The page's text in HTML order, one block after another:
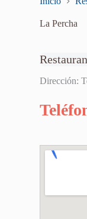
La Percha
Dirección: